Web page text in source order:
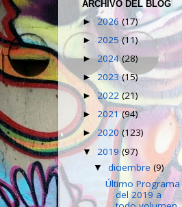
ARCHIVO DEL BLOG
► 2026(17)
► 2025(11)
► 2024(28)
► 2023(15)
►2022(21)
► 2021(94)
►2020(123)
▼ 2019(97)
▼diciembre(9)
Último Programa
del 2019 a